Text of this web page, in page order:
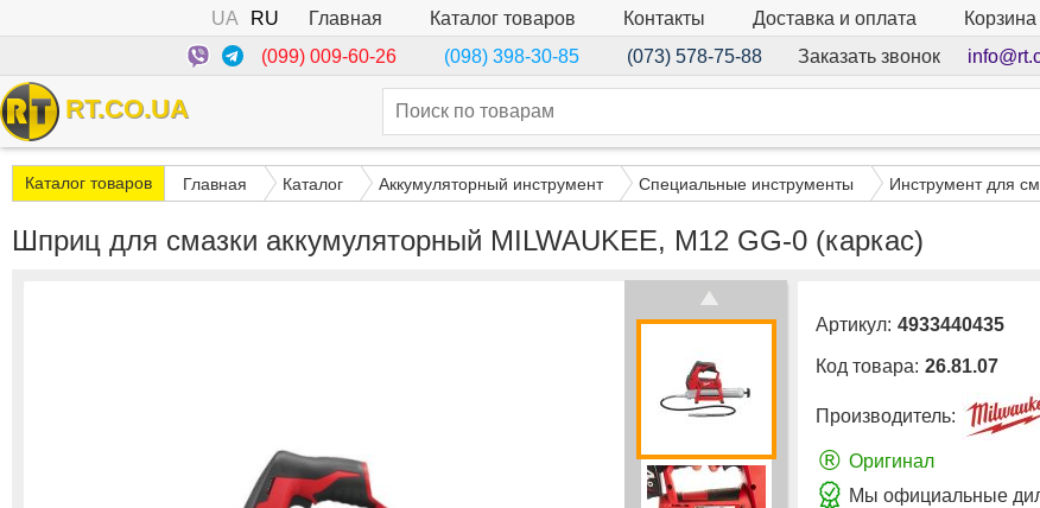
UA RU Главная Каталог товаров Контакты Доставка и оплата Корзина
(099) 009-60-26
(098) 398-30-85 (073) 578-75-88 Заказать звонок
RT.CO.UA
Каталог товаров Главная Каталог Аккумуляторный инструмент Специальные инструменты Инструмент для
Шприц для смазки аккумуляторный MILWAUKEE, M12 GG-0 (каркас)
Артикул: 4933440435
Код товара: 26.81.07
Производитель:
® Оригинал
Мы официальные